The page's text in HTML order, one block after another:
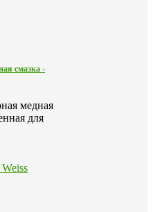
смазка -
медная
для